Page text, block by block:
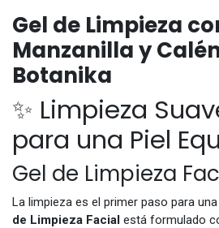
Gel de Limpieza
Manzanilla y
Botanika
✨ Limpieza
para una Piel
Gel de Limpieza
La limpieza es el primer paso para
de Limpieza Facial está formulado